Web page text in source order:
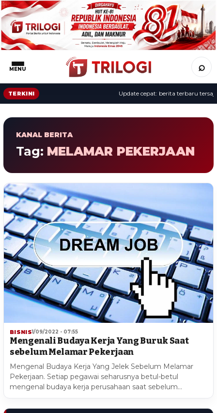
MENU ⌕
TERKINI Update cepat: berita terbaru tersaji
KANAL BERITA
Tag: MELAMAR PEKERJAAN
BISNIS1/09/2022 - 07:55
Mengenali Budaya Kerja Yang Buruk Saat
sebelum Melamar Pekerjaan
Mengenal Budaya Kerja Yang Jelek Sebelum Melamar
Pekerjaan. Setiap pegawai seharusnya betul-betul
mengenal budaya kerja perusahaan saat sebelum…